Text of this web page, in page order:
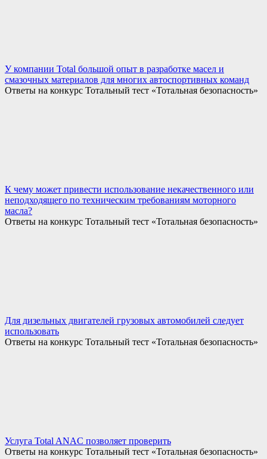
У компании Total большой опыт в разработке масел и
смазочных материалов для многих автоспортивных команд
Ответы на конкурс Тотальный тест «Тотальная безопасность»
К чему может привести использование некачественного или
неподходящего по техническим требованиям моторного
масла?
Ответы на конкурс Тотальный тест «Тотальная безопасность»
Для дизельных двигателей грузовых автомобилей следует
использовать
Ответы на конкурс Тотальный тест «Тотальная безопасность»
Услуга Total ANAC позволяет проверить
Ответы на конкурс Тотальный тест «Тотальная безопасность»